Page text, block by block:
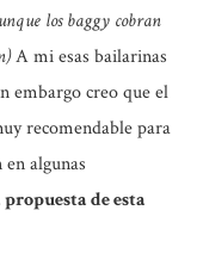
los baggy cobran
A mi esas bailarinas
embargo creo que el
recomendable para
algunas
propuesta de esta